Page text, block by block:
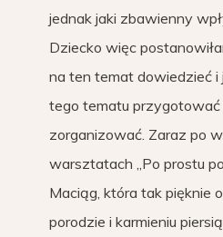
jednak jaki zbawienny
Dziecko więc
na ten temat dowiedzieć i
tego tematu przygotować
zorganizować. Zaraz po
warsztatach „Po prostu
Maciąg, która tak pięknie
porodzie i karmieniu